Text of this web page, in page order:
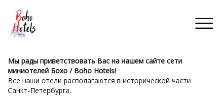
Мы рады приветствовать Вас на нашем сайте сети
миниотелей Бохо / Boho Hotels!
Все наши отели располагаются в исторической части
Санкт-Петербурга.